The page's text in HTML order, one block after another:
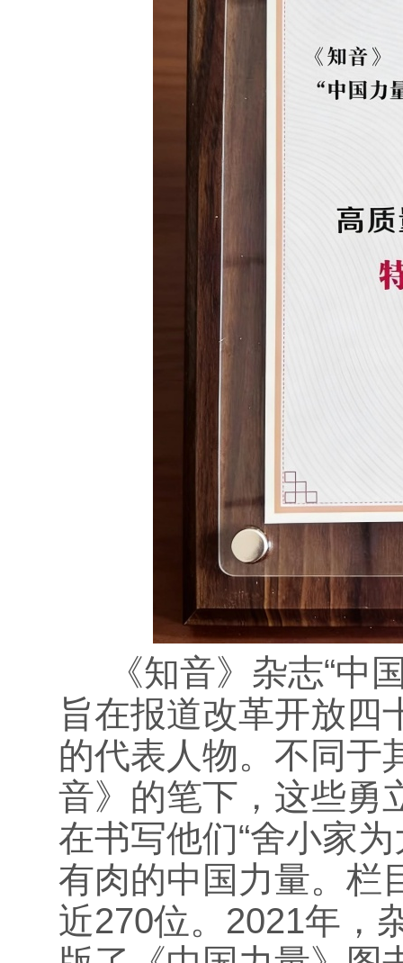
《知音》杂志“中
旨在报道改革开放四
的代表人物。不同于
音》的笔下，这些勇
在书写他们“舍小家
有肉的中国力量。栏
近270位。2021年，